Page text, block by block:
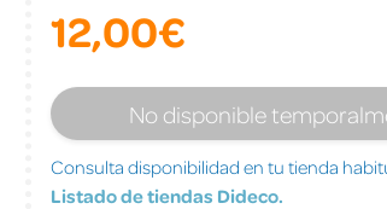
12,00€
No disponible
Consulta disponibilidad en tu tienda
Listado de tiendas Dideco.